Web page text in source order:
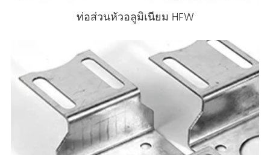
ท่อส่วนหัวอลูมิเนียม HFW